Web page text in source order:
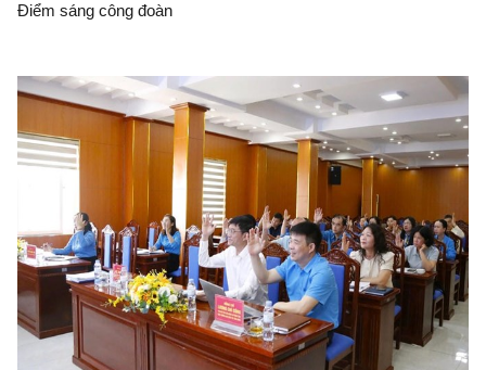
Điểm sáng công đoàn